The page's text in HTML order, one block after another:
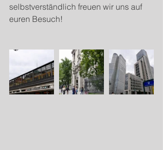
selbstverständlich freuen wir uns auf
euren Besuch!